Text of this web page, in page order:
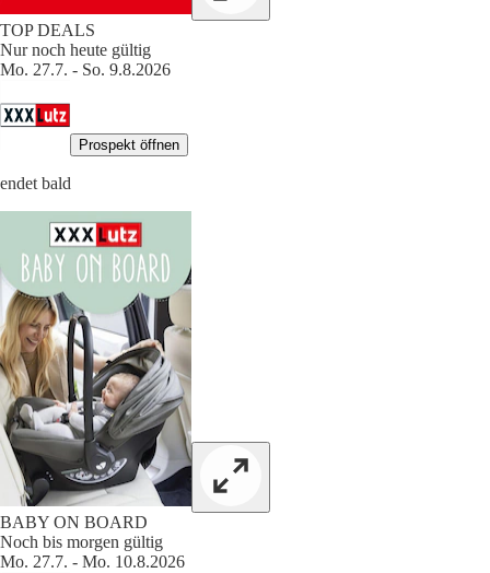
TOP DEALS
Nur noch heute gültig
Mo. 27.7. - So. 9.8.2026
Prospekt öffnen
endet bald
BABY ON BOARD
Noch bis morgen gültig
Mo. 27.7. - Mo. 10.8.2026